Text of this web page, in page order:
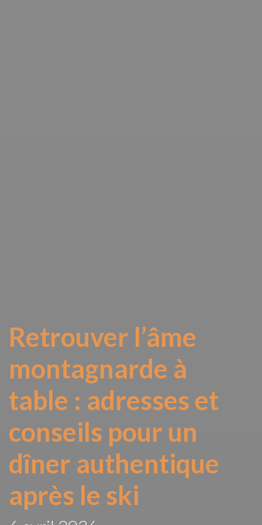
Retrouver l’âme
montagnarde à
table : adresses et
conseils pour un
dîner authentique
après le ski